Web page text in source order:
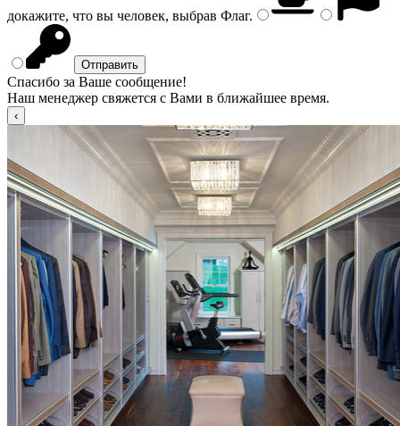
докажите, что вы человек, выбрав Флаг.
Спасибо за Ваше сообщение!
Наш менеджер свяжется с Вами в ближайшее время.